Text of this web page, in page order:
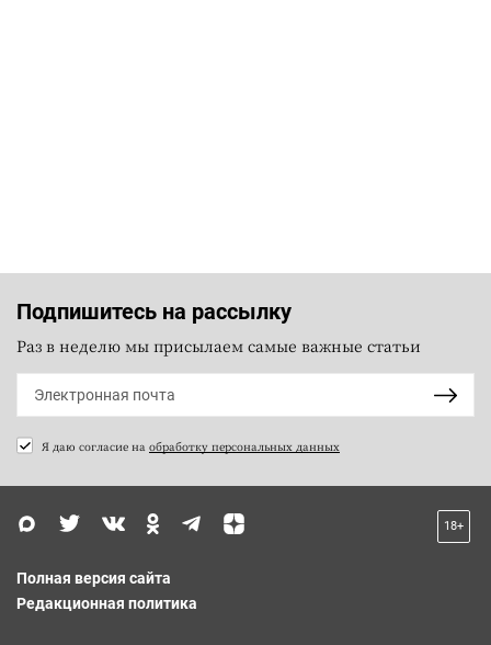
Подпишитесь на рассылку
Раз в неделю мы присылаем самые важные статьи
Я даю согласие на обработку персональных данных
18+
Полная версия сайта
Редакционная политика